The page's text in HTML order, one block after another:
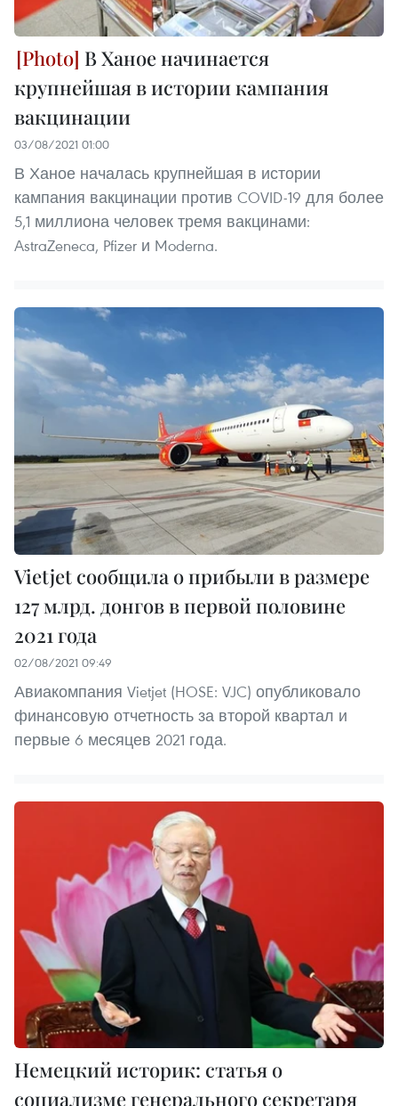
В Ханое начинается
крупнейшая в истории кампания
вакцинации
03/08/2021 01:00
В Ханое началась крупнейшая в истории
кампания вакцинации против COVID-19 для более
5,1 миллиона человек тремя вакцинами:
AstraZeneca, Pfizer и Moderna.
Vietjet сообщила о прибыли в размере
127 млрд. донгов в первой половине
2021 года
02/08/2021 09:49
Авиакомпания Vietjet (HOSE: VJC) опубликовало
финансовую отчетность за второй квартал и
первые 6 месяцев 2021 года.
Немецкий историк: статья о
социализме генерального секретаря